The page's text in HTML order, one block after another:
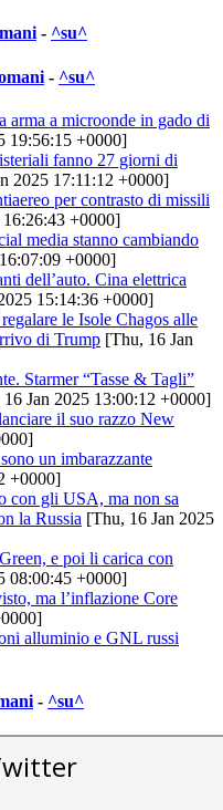
- ^su^
- ^su^
arma a microonde in gado di
19:56:15 +0000]
fanno 27 giorni di
2025 17:11:12 +0000]
per contrasto di missili
+0000]
media stanno cambiando
+0000]
dell’auto. Cina elettrica
15:14:36 +0000]
le Isole Chagos alle
di Trump [Thu, 16 Jan
Starmer “Tasse & Tagli”
Jan 2025 13:00:12 +0000]
il suo razzo New
un imbarazzante
+0000]
con gli USA, ma non sa
la Russia [Thu, 16 Jan 2025
e poi li carica con
08:00:45 +0000]
ma l’inflazione Core
alluminio e GNL russi
- ^su^